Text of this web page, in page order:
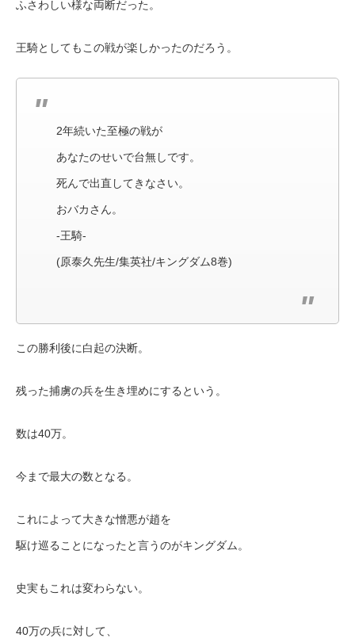
ふさわしい様な両断だった。
王騎としてもこの戦が楽しかったのだろう。
2年続いた至極の戦が
あなたのせいで台無しです。
死んで出直してきなさい。
おバカさん。
-王騎-
(原泰久先生/集英社/キングダム8巻)
この勝利後に白起の決断。
残った捕虜の兵を生き埋めにするという。
数は40万。
今まで最大の数となる。
これによって大きな憎悪が趙を
駆け巡ることになったと言うのがキングダム。
史実もこれは変わらない。
40万の兵に対して、